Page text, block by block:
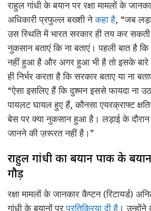
राहुल गांधी के बयान पर रक्षा मामलों के
अधिकारी प्रफुल्ल बख्शी नेकहा है, “जब
उस स्थिति में भारत सरकार ही तय कर
नुकसान बताएं कि ना बताएं। पहली बात है
नहीं हुआ है और अगर हुआ भी है तो इसके बारे
ही निर्भर करता है कि सरकार बताए या ना
“ऐसा इसलिए हैं कि दुश्मन इससे फायदा ना
पायलट घायल हुए हैं, कौनसा एयरक्राफ्ट
बेस पर क्या नुकसान हुआ है। लड़ाई के दौरान
जानने की ज़रूरत नहीं है।”
राहुल गांधी का बयान पाक के
गौड़
रक्षा मामलों के जानकार कैप्टन (रिटायर्ड)
गांधी के बयानों परप्रतिक्रिया दी है । उन्होंने